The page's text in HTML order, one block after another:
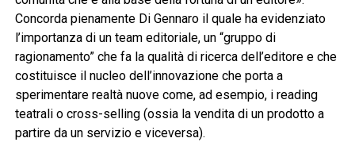
Concorda pienamente Di Gennaro il quale ha evidenziato
l’importanza di un team editoriale, un “gruppo di
ragionamento” che fa la qualità di ricerca dell’editore e che
costituisce il nucleo dell’innovazione che porta a
sperimentare realtà nuove come, ad esempio, i reading
teatrali o cross-selling (ossia la vendita di un prodotto a
partire da un servizio e viceversa).